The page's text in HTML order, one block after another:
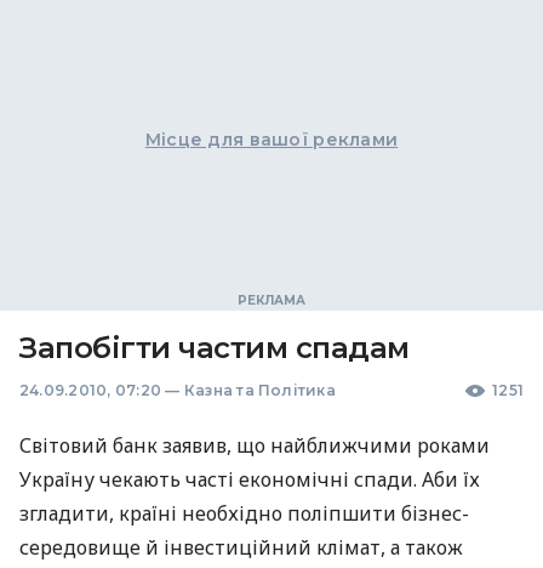
Місце для вашої реклами
Запобігти частим спадам
24.09.2010, 07:20 — Казна та Політика 1251
Світовий банк заявив, що найближчими роками
Україну чекають часті економічні спади. Аби їх
згладити, країні необхідно поліпшити бізнес-
середовище й інвестиційний клімат, а також